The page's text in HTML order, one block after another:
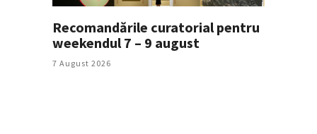
Recomandările curatorial pentru
weekendul 7 – 9 august
7 August 2026